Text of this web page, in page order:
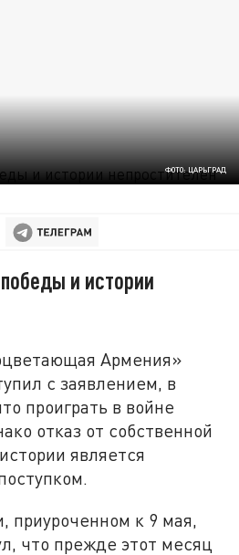
ФОТО: ЦАРЬГРАД
и истории
Армения»
с заявлением, в
проиграть в войне
отказ от собственной
является
приуроченном к 9 мая,
что прежде этот месяц